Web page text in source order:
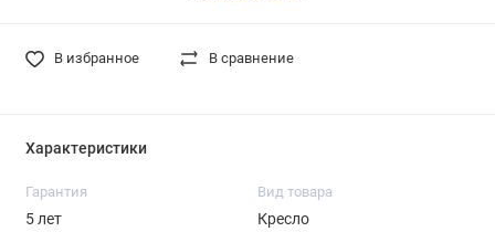
В избранное В сравнение
Характеристики
Гарантия
5 лет
Вид товара
Кресло